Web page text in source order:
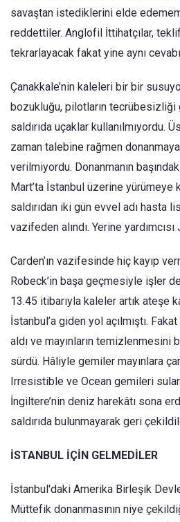
savaştan istediklerini elde
reddettiler. Anglofil İttihatçılar,
tekrarlayacak fakat yine aynı
Çanakkale’nin kaleleri bir bir
bozukluğu, pilotların
saldırıda uçaklar kullanılmıyordu.
zaman talebine rağmen
verilmiyordu. Donanmanın
Mart’ta İstanbul üzerine yürümeye
saldırıdan iki gün evvel adı hasta
vazifeden alındı. Yerine
Carden’ın vazifesinde hiç kayıp
Robeck’in başa geçmesiyle işler
13.45 itibarıyla kaleler artık ateşe
İstanbul’a giden yol açılmıştı.
aldı ve mayınların
sürdü. Hâliyle gemiler mayınlara
Irresistible ve Ocean gemileri
İngiltere’nin deniz harekâtı sona
saldırıda bulunmayarak geri
İSTANBUL İÇİN GELMEDİLER
İstanbul'daki Amerika Birleşik
Müttefik donanmasının niye